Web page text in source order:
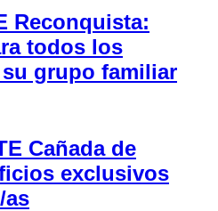
Reconquista:
todos los
grupo familiar
Cañada de
exclusivos
as